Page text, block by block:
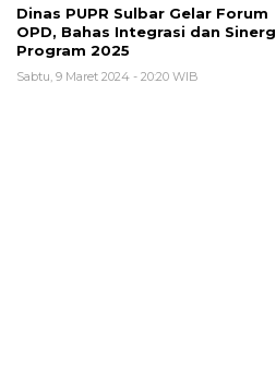
Dinas PUPR Sulbar Gelar Forum
OPD, Bahas Integrasi dan
Program 2025
Sabtu, 9 Maret 2024 - 20:20 WIB